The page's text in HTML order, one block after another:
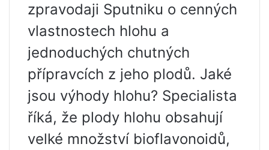
zpravodaji Sputniku o cenných
vlastnostech hlohu a
jednoduchých chutných
přípravcích z jeho plodů. Jaké
jsou výhody hlohu? Specialista
říká, že plody hlohu obsahují
velké množství bioflavonoidů,